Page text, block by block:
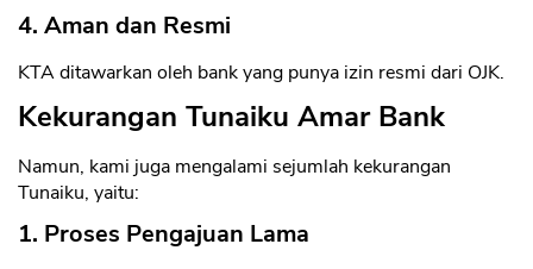
4. Aman dan Resmi
KTA ditawarkan oleh bank yang punya izin resmi dari OJK.
Kekurangan Tunaiku Amar Bank
Namun, kami juga mengalami sejumlah kekurangan
Tunaiku, yaitu:
1. Proses Pengajuan Lama